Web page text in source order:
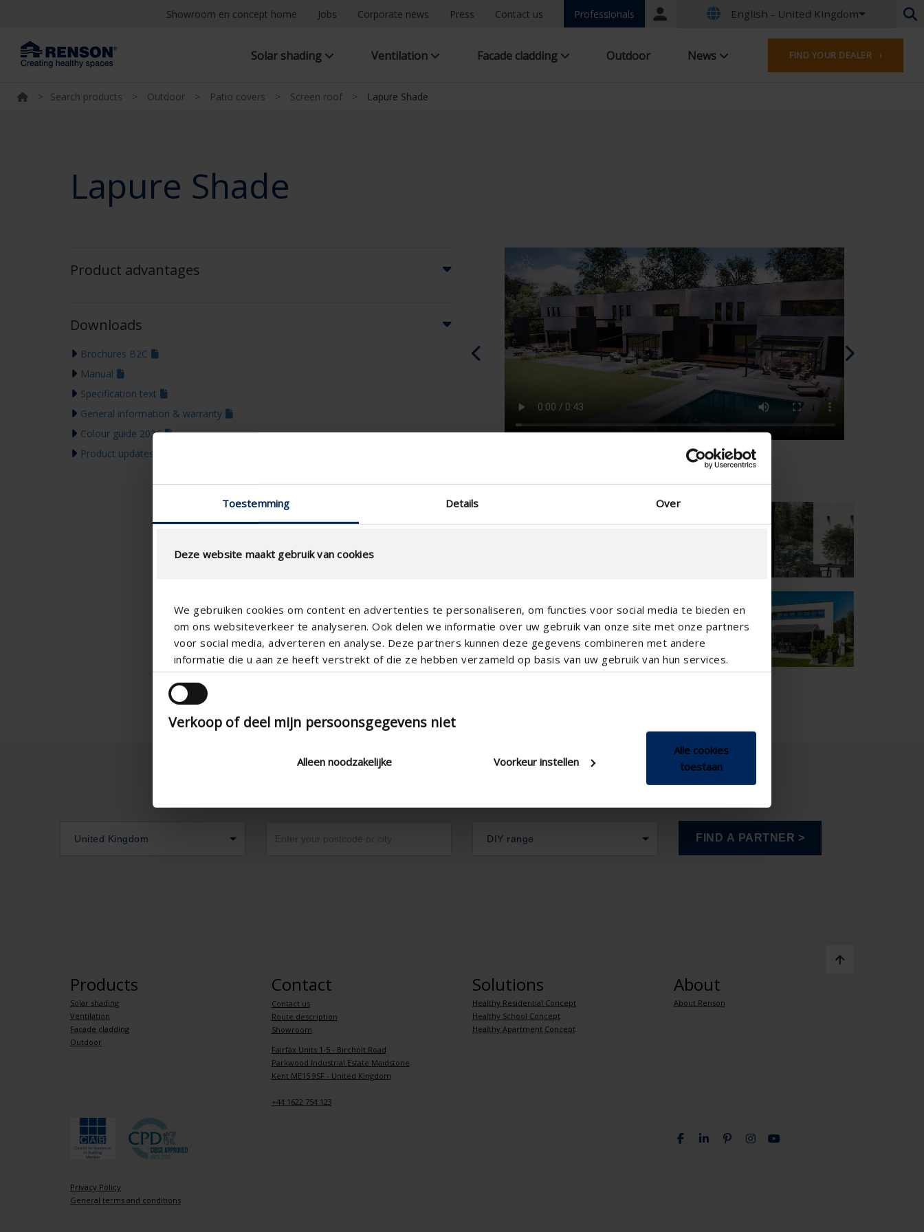
Toestemming Details Over
Deze website maakt gebruik van cookies
We gebruiken cookies om content en advertenties te personaliseren, om functies voor social media te bieden en
om ons websiteverkeer te analyseren. Ook delen we informatie over uw gebruik van onze site met onze partners
voor social media, adverteren en analyse. Deze partners kunnen deze gegevens combineren met andere
informatie die u aan ze heeft verstrekt of die ze hebben verzameld op basis van uw gebruik van hun services.
Verkoop of deel mijn persoonsgegevens niet
Alleen noodzakelijke Voorkeur instellen
Alle cookies
toestaan
Showroom en concept home Jobs Corporate news Press Contact us Professionals
Portal
English - United Kingdom
Dutch - Belgium
French - Belgium
Dutch - Netherlands
Hungarian - Hungary
Italian - Italy
Polish - Poland
Spanish - Spain
Danish - Denmark
Norwegian - Norway
Swedish - Sweden
English - Ireland
English - Canada
Middle East
Russian - Russia
Chinese - China
Solar shading Ventilation Facade cladding Outdoor News FIND YOUR DEALER ›
> Search products > Outdoor > Patio covers > Screen roof > Lapure Shade
Lapure Shade
Product advantages
Downloads
Brochures B2C
Manual
Specification text
General information & warranty
Colour guide 2026
Product updates & Communication
 
United Kingdom DIY range
Products
Solar shading
Ventilation
Facade cladding
Outdoor
Contact
Contact us
Route description
Showroom
Fairfax Units 1-5 - Bircholt Road
Parkwood Industrial Estate Maidstone
Kent ME15 9SF - United Kingdom
+44 1622 754 123
Solutions
Healthy Residential Concept
Healthy School Concept
Healthy Apartment Concept
About
About Renson
Privacy Policy
General terms and conditions